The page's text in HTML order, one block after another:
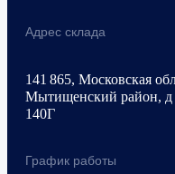
Адрес склада
141 865, Московская
Мытищенский район, д
140Г
График работы